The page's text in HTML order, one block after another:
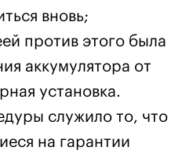
вновь;
против этого была
аккумулятора от
установка.
служило то, что
на гарантии